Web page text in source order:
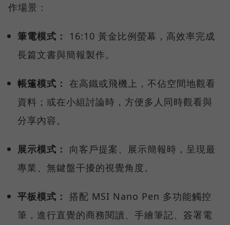
作場景：
筆電模式：
16:10 黃金比例螢幕，高效率完成
長篇文書與簡報製作。
帳篷模式： 在高鐵或飛機上，不佔空間地觀看
資料；或在小組討論時，方便多人同時觀看與
分享內容。
展示模式：
向客戶提案、展示簡報時，呈現最
專業、無鍵盤干擾的視覺角度。
平板模式： 搭配 MSI Nano Pen 多功能觸控
筆，進行直覺的商務閱讀、手繪筆記、簽署電